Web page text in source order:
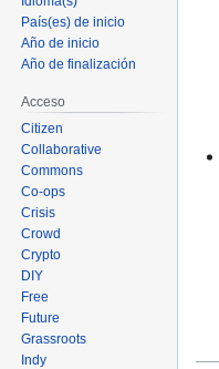
País(es) de inicio
Año de inicio
Año de finalización
Acceso
Citizen
Collaborative
Commons
Co-ops
Crisis
Crowd
Crypto
DIY
Free
Future
Grassroots
Indy